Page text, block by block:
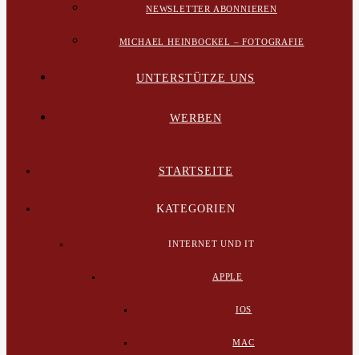
NEWSLETTER ABONNIEREN
MICHAEL HEINBOCKEL – FOTOGRAFIE
UNTERSTÜTZE UNS
WERBEN
STARTSEITE
KATEGORIEN
INTERNET UND IT
APPLE
IOS
MAC